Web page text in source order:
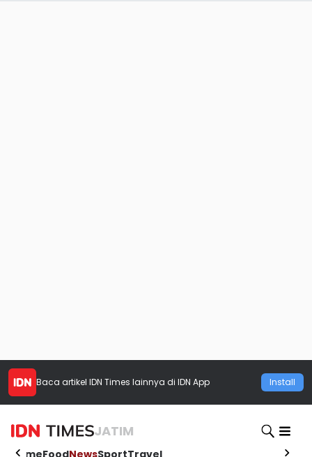
Baca artikel IDN Times lainnya di IDN App Install
JATIM
HomeFoodNewsSportTravel